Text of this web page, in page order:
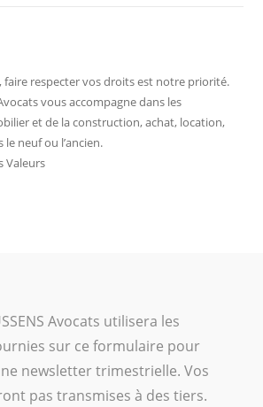
faire respecter vos droits est notre priorité.
vous accompagne dans les
et de la construction, achat, location,
neuf ou l’ancien.
Valeurs
Avocats utilisera les
sur ce formulaire pour
newsletter trimestrielle. Vos
pas transmises à des tiers.